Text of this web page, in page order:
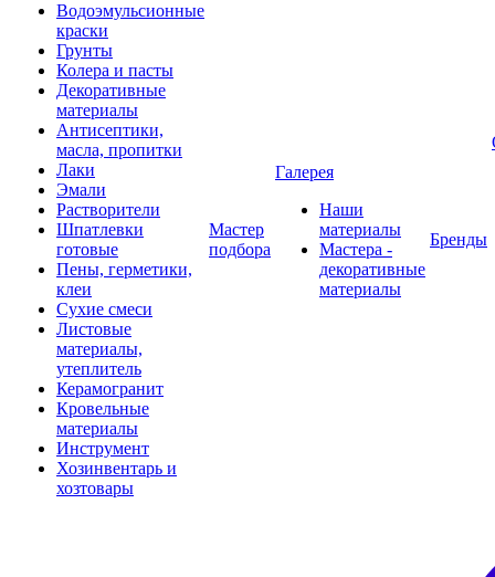
Водоэмульсионные
краски
Грунты
Колера и пасты
Декоративные
материалы
Антисептики,
масла, пропитки
Лаки
Эмали
Растворители
Шпатлевки
готовые
Пены, герметики,
клеи
Сухие смеси
Листовые
материалы,
утеплитель
Керамогранит
Кровельные
материалы
Инструмент
Хозинвентарь и
хозтовары
Мастер
подбора
Галерея
Наши
материалы
Мастера -
декоративные
материалы
Бренды